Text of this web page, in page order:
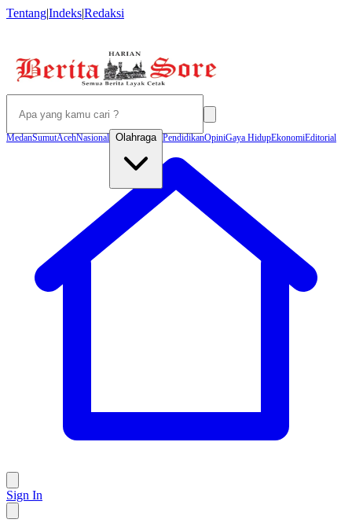
Tentang|Indeks|Redaksi
MedanSumutAcehNasional Olahraga PendidikanOpiniGaya HidupEkonomiEditorial
Sign In